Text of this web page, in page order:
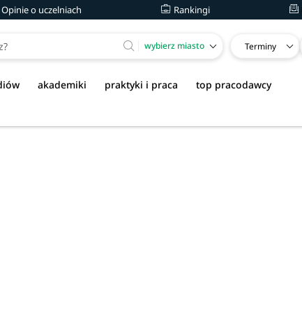
Opinie o uczelniach Rankingi
wybierz miasto Terminy
akademiki praktyki i praca top pracodawcy